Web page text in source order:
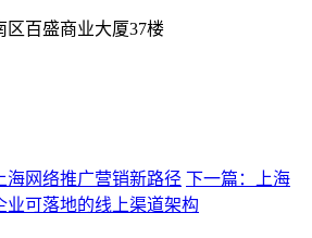
百盛商业大厦37楼
海网络推广营销新路径 下一篇：上海
业可落地的线上渠道架构